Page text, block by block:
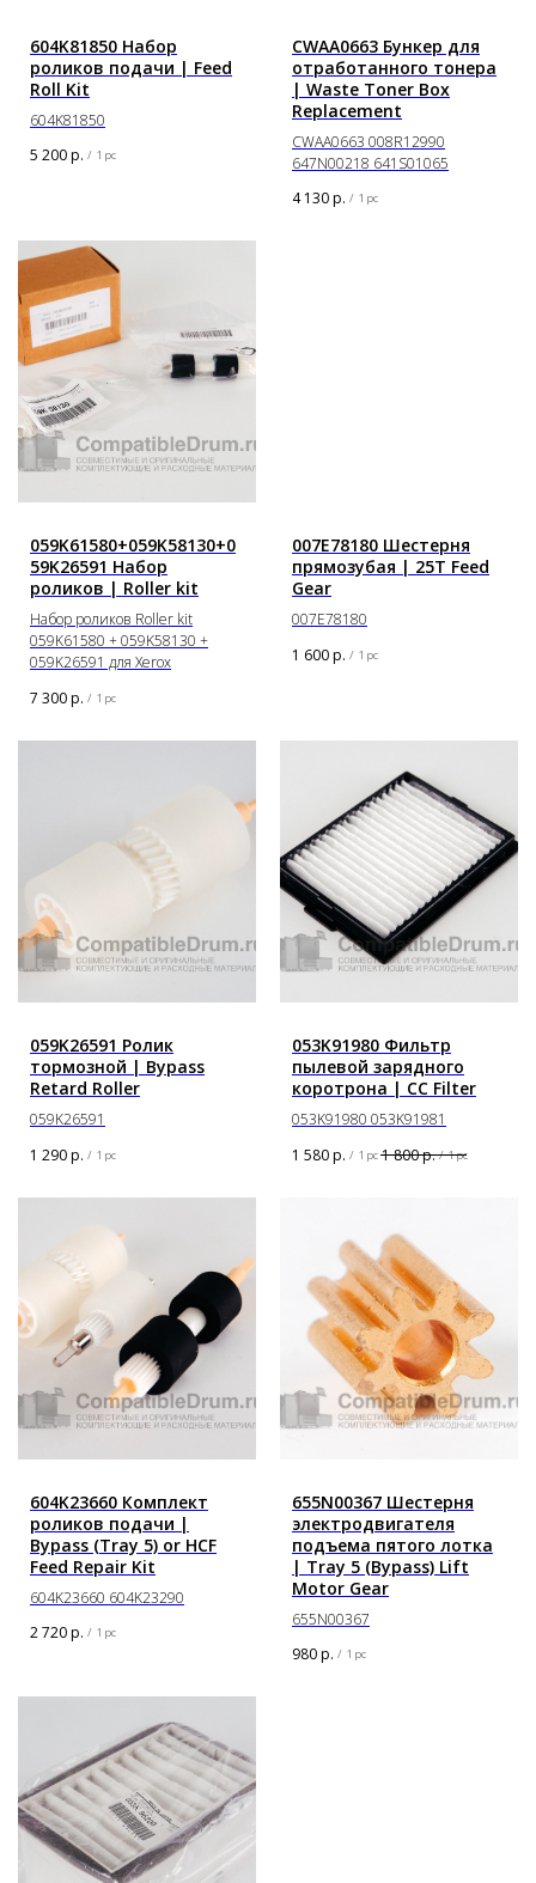
604K81850 Набор
роликов подачи | Feed
Roll Kit
604K81850
5 200р. / 1 pc
CWAA0663 Бункер для
отработанного тонера
| Waste Toner Box
Replacement
CWAA0663 008R12990
647N00218 641S01065
4 130р. / 1 pc
059K61580+059K58130+0
59K26591 Набор
роликов | Roller kit
Набор роликов Roller kit
059K61580 + 059K58130 +
059K26591 для Xerox
7 300р. / 1 pc
007E78180 Шестерня
прямозубая | 25T Feed
Gear
007E78180
1 600р. / 1 pc
059K26591 Ролик
тормозной | Bypass
Retard Roller
059K26591
1 290р. / 1 pc
053K91980 Фильтр
пылевой зарядного
коротрона | CC Filter
053K91980 053K91981
1 580р. / 1 pc 1 800р. / 1 pc
604K23660 Комплект
роликов подачи |
Bypass (Tray 5) or HCF
Feed Repair Kit
604K23660 604K23290
2 720р. / 1 pc
655N00367 Шестерня
электродвигателя
подъема пятого лотка
| Tray 5 (Bypass) Lift
Motor Gear
655N00367
980р. / 1 pc